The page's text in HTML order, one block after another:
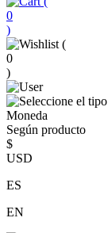
0
)
(
0
)
Moneda
Según producto
$
USD
ES
EN